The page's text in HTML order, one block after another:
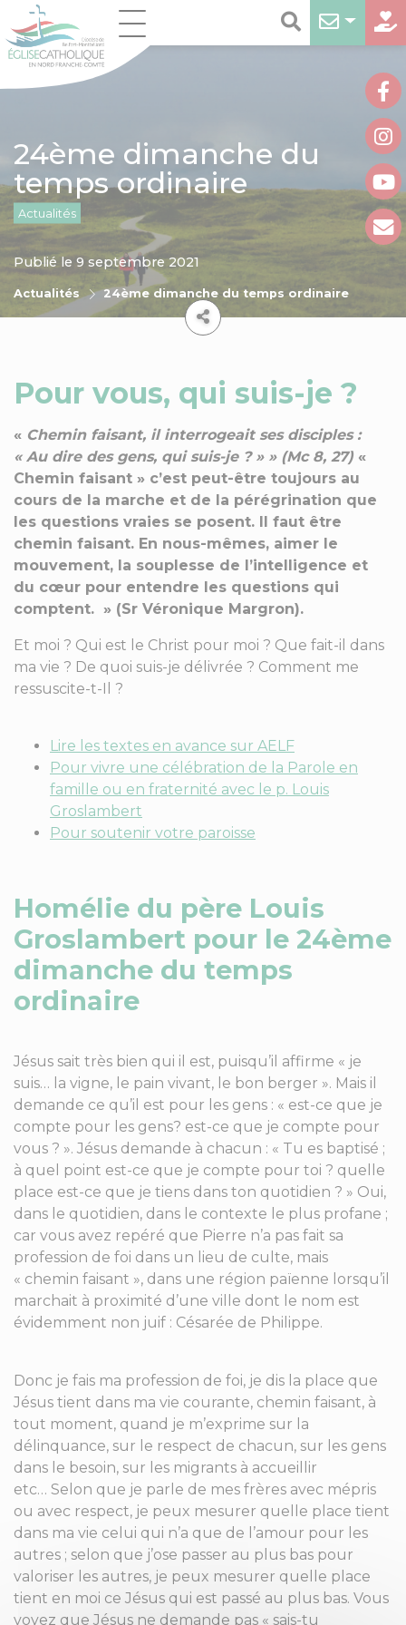
24ème dimanche du
temps ordinaire
Actualités
Actualités 24ème dimanche du temps ordinaire
Publié le 9 septembre 2021
Pour vous, qui suis-je ?
« Chemin faisant, il interrogeait ses disciples :
« Au dire des gens, qui suis-je ? » » (Mc 8, 27) «
Chemin faisant » c’est peut-être toujours au
cours de la marche et de la pérégrination que
les questions vraies se posent. Il faut être
chemin faisant. En nous-mêmes, aimer le
mouvement, la souplesse de l’intelligence et
du cœur pour entendre les questions qui
comptent. » (Sr Véronique Margron).
Et moi ? Qui est le Christ pour moi ? Que fait-il dans
ma vie ? De quoi suis-je délivrée ? Comment me
ressuscite-t-Il ?
Lire les textes en avance sur AELF
Pour vivre une célébration de la Parole en
famille ou en fraternité avec le p. Louis
Groslambert
Pour soutenir votre paroisse
Homélie du père Louis
Groslambert pour le 24ème
dimanche du temps
ordinaire
Jésus sait très bien qui il est, puisqu’il affirme « je
suis… la vigne, le pain vivant, le bon berger ». Mais il
demande ce qu’il est pour les gens : « est-ce que je
compte pour les gens? est-ce que je compte pour
vous ? ». Jésus demande à chacun : « Tu es baptisé ;
à quel point est-ce que je compte pour toi ? quelle
place est-ce que je tiens dans ton quotidien ? » Oui,
dans le quotidien, dans le contexte le plus profane ;
car vous avez repéré que Pierre n’a pas fait sa
profession de foi dans un lieu de culte, mais
« chemin faisant », dans une région païenne lorsqu’il
marchait à proximité d’une ville dont le nom est
évidemment non juif : Césarée de Philippe.
Donc je fais ma profession de foi, je dis la place que
Jésus tient dans ma vie courante, chemin faisant, à
tout moment, quand je m’exprime sur la
délinquance, sur le respect de chacun, sur les gens
dans le besoin, sur les migrants à accueillir
etc… Selon que je parle de mes frères avec mépris
ou avec respect, je peux mesurer quelle place tient
dans ma vie celui qui n’a que de l’amour pour les
autres ; selon que j’ose passer au plus bas pour
valoriser les autres, je peux mesurer quelle place
tient en moi ce Jésus qui est passé au plus bas. Vous
voyez que Jésus ne demande pas « sais-tu